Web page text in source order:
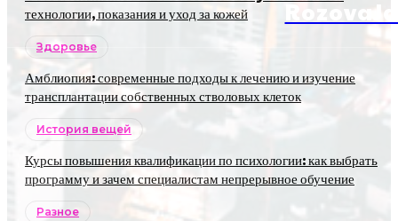
технологии, показания и уход за кожей
Здоровье
Амблиопия: современные подходы к лечению и изучение
трансплантации собственных стволовых клеток
История вещей
Курсы повышения квалификации по психологии: как выбрать
программу и зачем специалистам непрерывное обучение
Разное